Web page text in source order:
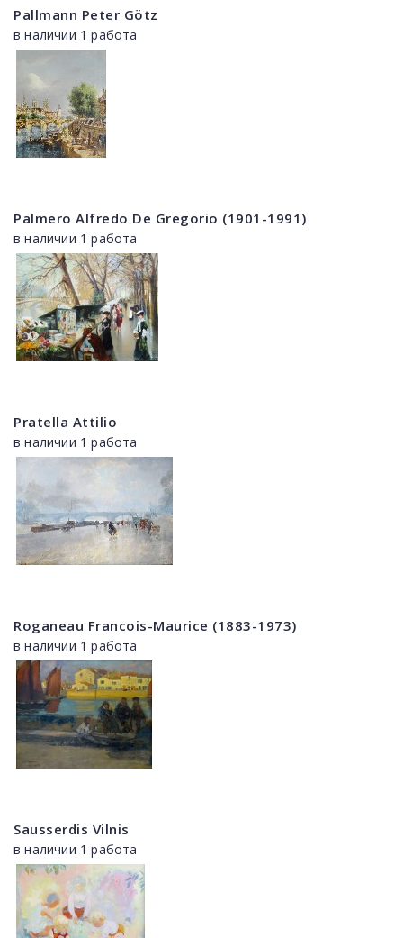
Pallmann Peter Götz
в наличии 1 работа
Palmero Alfredo De Gregorio (1901-1991)
в наличии 1 работа
Pratella Attilio
в наличии 1 работа
Roganeau Francois-Maurice (1883-1973)
в наличии 1 работа
Sausserdis Vilnis
в наличии 1 работа